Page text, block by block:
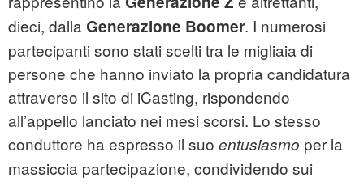
dieci, dalla Generazione Boomer. I numerosi
partecipanti sono stati scelti tra le migliaia di
persone che hanno inviato la propria candidatura
attraverso il sito di iCasting, rispondendo
all’appello lanciato nei mesi scorsi. Lo stesso
conduttore ha espresso il suo entusiasmo per la
massiccia partecipazione, condividendo sui